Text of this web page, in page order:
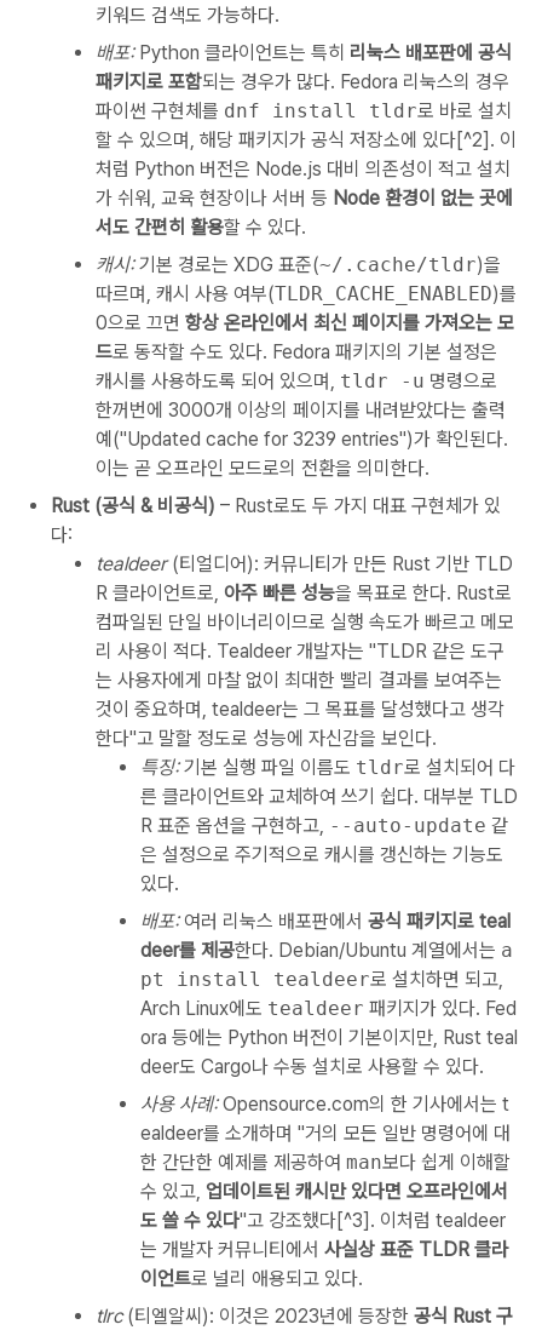
키워드 검색도 가능하다.
배포:Python 클라이언트는 특히 리눅스 배포판에 공식
패키지로 포함되는 경우가 많다. Fedora 리눅스의 경우
파이썬 구현체를 dnf install tldr로 바로 설치
할 수 있으며, 해당 패키지가 공식 저장소에 있다[^2]. 이
처럼 Python 버전은 Node.js 대비 의존성이 적고 설치
가 쉬워, 교육 현장이나 서버 등 Node 환경이 없는 곳에
서도 간편히 활용할 수 있다.
캐시:기본 경로는 XDG 표준(~/.cache/tldr)을
따르며, 캐시 사용 여부(TLDR_CACHE_ENABLED)를
0으로 끄면 항상 온라인에서 최신 페이지를 가져오는 모
드로 동작할 수도 있다. Fedora 패키지의 기본 설정은
캐시를 사용하도록 되어 있으며, tldr -u 명령으로
한꺼번에 3000개 이상의 페이지를 내려받았다는 출력
예("Updated cache for 3239 entries")가 확인된다.
이는 곧 오프라인 모드로의 전환을 의미한다.
Rust (공식 & 비공식) – Rust로도 두 가지 대표 구현체가 있
다:
tealdeer(티얼디어): 커뮤니티가 만든 Rust 기반 TLD
R 클라이언트로, 아주 빠른 성능을 목표로 한다. Rust로
컴파일된 단일 바이너리이므로 실행 속도가 빠르고 메모
리 사용이 적다. Tealdeer 개발자는 "TLDR 같은 도구
는 사용자에게 마찰 없이 최대한 빨리 결과를 보여주는
것이 중요하며, tealdeer는 그 목표를 달성했다고 생각
한다"고 말할 정도로 성능에 자신감을 보인다.
특징:기본 실행 파일 이름도 tldr로 설치되어 다
른 클라이언트와 교체하여 쓰기 쉽다. 대부분 TLD
R 표준 옵션을 구현하고, --auto-update 같
은 설정으로 주기적으로 캐시를 갱신하는 기능도
있다.
배포:여러 리눅스 배포판에서 공식 패키지로 teal
deer를 제공한다. Debian/Ubuntu 계열에서는 a
pt install tealdeer로 설치하면 되고,
Arch Linux에도 tealdeer 패키지가 있다. Fed
ora 등에는 Python 버전이 기본이지만, Rust teal
deer도 Cargo나 수동 설치로 사용할 수 있다.
사용 사례:Opensource.com의 한 기사에서는 t
ealdeer를 소개하며 "거의 모든 일반 명령어에 대
한 간단한 예제를 제공하여 man보다 쉽게 이해할
수 있고, 업데이트된 캐시만 있다면 오프라인에서
도 쓸 수 있다"고 강조했다[^3]. 이처럼 tealdeer
는 개발자 커뮤니티에서 사실상 표준 TLDR 클라
이언트로 널리 애용되고 있다.
tlrc(티엘알씨): 이것은 2023년에 등장한 공식 Rust 구